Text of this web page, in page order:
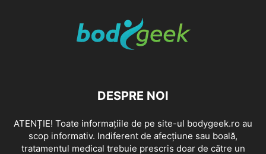
DESPRE NOI
ATENȚIE! Toate informațiile de pe site-ul bodygeek.ro au
scop informativ. Indiferent de afecțiune sau boală,
tratamentul medical trebuie prescris doar de către un